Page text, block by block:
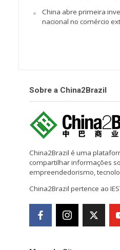
China abre primeira
nacional no comércio
Sobre a China2Brazil
China2Brazil é uma
compartilhar informações
empreendedorismo,
China2Brazil pertence ao